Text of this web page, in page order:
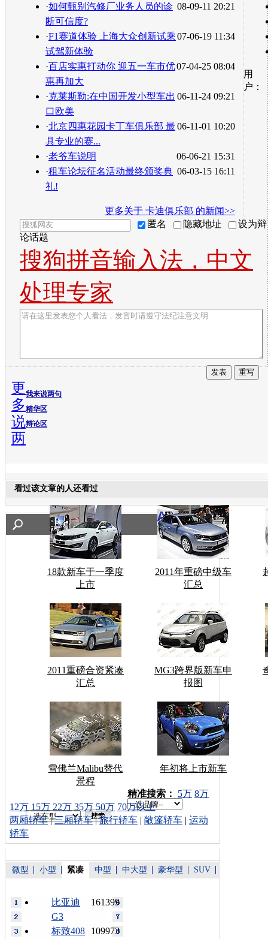
08-09-11 20:21
·如何甄别汽修厂业务人员的诊
断可信度?
07-06-19 11:34
·F1赛道体验 上海大众创新试乘
试驾新体验
07-04-25 08:04
·百店实惠打动你 迎五一车市优
惠再加大
06-11-24 09:21
·克莱斯勒:在中国开发小型车出
口欧美
06-11-01 10:20
·北京四惠花园卡丁车俱乐部 最
具专业的赛...
06-06-21 15:31
·老爷车说明
06-03-15 16:11
·租车论坛征名活动最终颁奖典
礼!
更多关于 卡迪俱乐部 的新闻>>
用
户：
匿名 隐藏地址
设为辩
论话题
搜狗拼音输入法，中文
处理专家
我来说两句
精华区
辩论区
更
多
说
两
看过该文章的人还看过
18款新车于一季度
上市
2011年重磅中级车
汇总
2011重磅合资紧凑
汇总
MG3跨界版新车申
报图
雪佛兰Malibu替代
景程
年初将上市新车
车型搜索：
精准搜索： 5万 8万
12万 15万 22万 35万 50万 70万以上
两厢轿车|三厢轿车|旅行轿车 | 敞篷轿车 | 运动
轿车
微型 小型 紧凑 中型 中大型 豪华型 SUV
161399
比亚迪
G3
109973
标致408